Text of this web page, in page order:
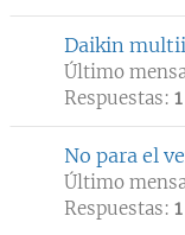
Daikin
Último
Respuestas: 1
No para el
Último
Respuestas: 1